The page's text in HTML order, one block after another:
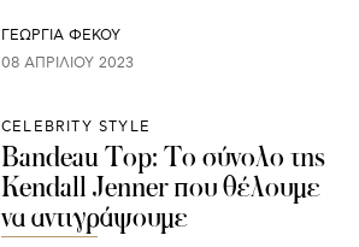
ΓΕΩΡΓΙΑ ΦΕΚΟΥ
08 ΑΠΡΙΛΊΟΥ 2023
CELEBRITY STYLE
Bandeau Top: Το σύνολο της
Kendall Jenner που θέλουμε
να αντιγράψουμε